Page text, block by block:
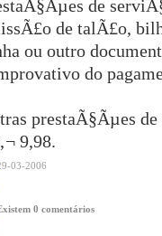
de
de talÃ£o,
ou outro
do
prestaÃ§Ãµes
9,98.
03-2006
0 comentários